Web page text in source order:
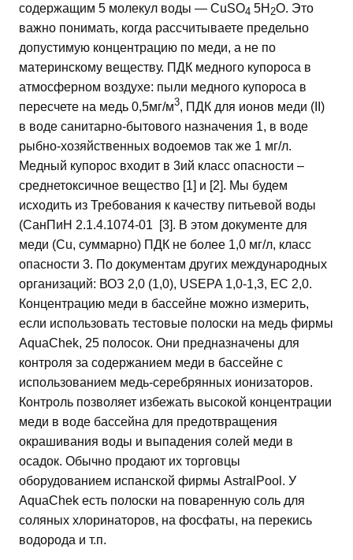
содержащим 5 молекул воды — CuSO4 5Н 2О. Это
важно понимать, когда рассчитываете предельно
допустимую концентрацию по меди, а не по
материнскому веществу. ПДК медного купороса в
атмосферном воздухе: пыли медного купороса в
пересчете на медь 0,5мг/м3, ПДК для ионов меди (II)
в воде санитарно-бытового назначения 1, в воде
рыбно-хозяйственных водоемов так же 1 мг/л.
Медный купорос входит в 3ий класс опасности –
среднетоксичное вещество [1] и [2]. Мы будем
исходить из Требования к качеству питьевой воды
(СанПиН 2.1.4.1074-01 [3]. В этом документе для
меди (Сu, суммарно) ПДК не более 1,0 мг/л, класс
опасности 3. По документам других международных
организаций: ВОЗ 2,0 (1,0), USEPA 1,0-1,3, ЕС 2,0.
Концентрацию меди в бассейне можно измерить,
если использовать тестовые полоски на медь фирмы
AquaChek, 25 полосок. Они предназначены для
контроля за содержанием меди в бассейне с
использованием медь-серебрянных ионизаторов.
Контроль позволяет избежать высокой концентрации
меди в воде бассейна для предотвращения
окрашивания воды и выпадения солей меди в
осадок. Обычно продают их торговцы
оборудованием испанской фирмы AstralPool. У
AquaChek есть полоски на поваренную соль для
соляных хлоринаторов, на фосфаты, на перекись
водорода и т.п.